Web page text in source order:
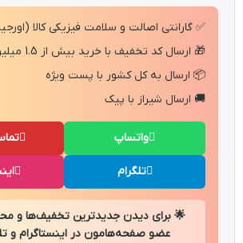
✅ گارانتی اصالت و سلامت فیزیکی کالا
🎁 ارسال کد تخفیف با خرید بیش از 1.5 میلیون
📦 ارسال به کل کشور با پست ویژه
🚚 ارسال شیراز با پیک
واتساپ
تلگرام
🌟 برای دیدن جدیدترین تخفیف‌ها و
عضو صفحه‌هامون در اینستاگرام و